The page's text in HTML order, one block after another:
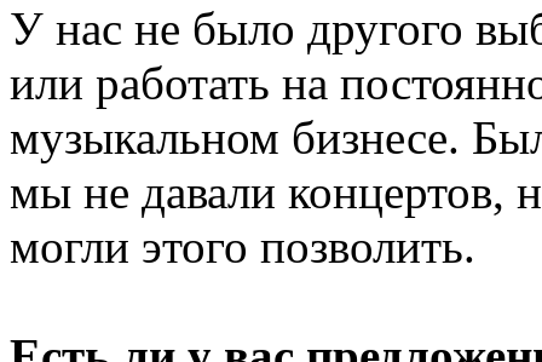
У нас не было другого
или работать на
музыкальном бизнесе.
мы не давали концертов,
могли этого позволить.